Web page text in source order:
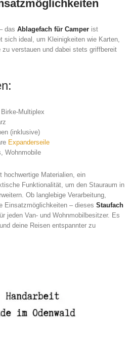
das Ablagefach für Camper ist
sich ideal, um Kleinigkeiten wie Karten,
zu verstauen und dabei stets griffbereit
Multiplex
(inklusive)
Expanderseile
Wohnmobile
hochwertige Materialien, ein
Funktionalität, um den Stauraum in
Ob langlebige Verarbeitung,
Einsatzmöglichkeiten – dieses Staufach
jeden Van- und Wohnmobilbesitzer. Es
deine Reisen entspannter zu